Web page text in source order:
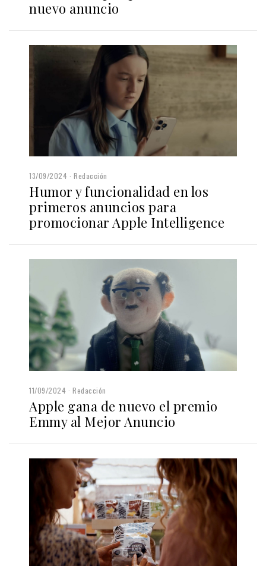
nuevo anuncio
13/09/2024 Redacción
Humor y funcionalidad en los
primeros anuncios para
promocionar Apple Intelligence
11/09/2024 Redacción
Apple gana de nuevo el premio
Emmy al Mejor Anuncio